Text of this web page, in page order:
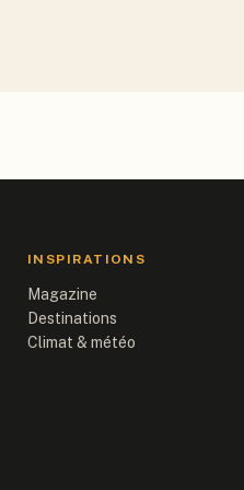
INSPIRATIONS
Magazine
Destinations
Climat & météo